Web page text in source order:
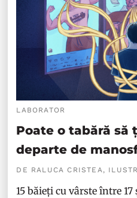
LABORATOR
Poate o tabără să
departe de
DE RALUCA CRISTEA,
15 băieți cu vârste între